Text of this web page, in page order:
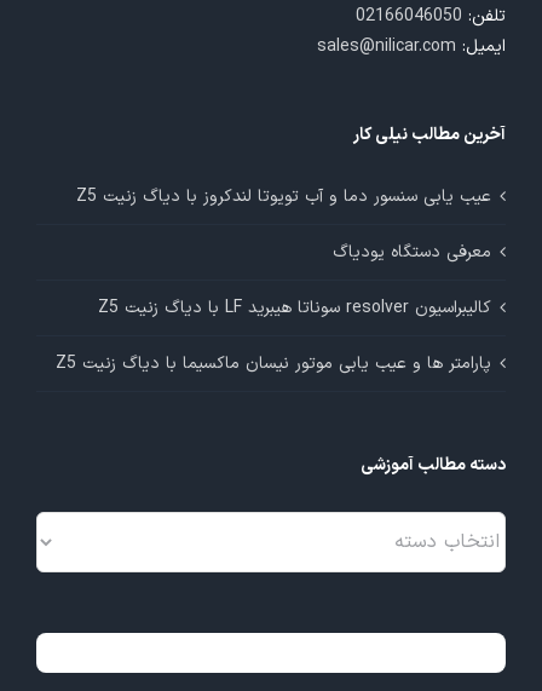
تلفن: 02166046050
ایمیل: sales@nilicar.com
آخرین مطالب نیلی کار
عیب یابی سنسور دما و آب تویوتا لندکروز با دیاگ زنیت Z5
معرفی دستگاه یودیاگ
کالیبراسیون resolver سوناتا هیبرید LF با دیاگ زنیت Z5
پارامتر ها و عیب یابی موتور نیسان ماکسیما با دیاگ زنیت Z5
دسته مطالب آموزشی
دسته